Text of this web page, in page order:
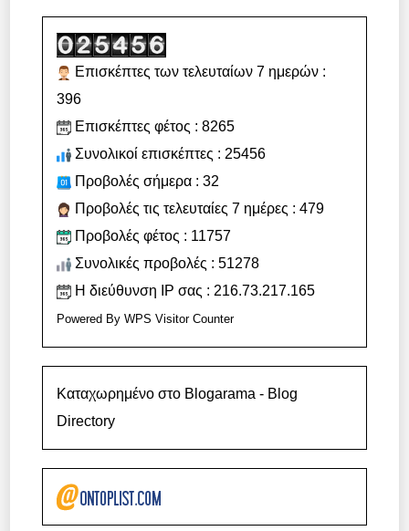
Επισκέπτες των τελευταίων 7 ημερών :
396
Επισκέπτες φέτος : 8265
Συνολικοί επισκέπτες : 25456
Προβολές σήμερα : 32
Προβολές τις τελευταίες 7 ημέρες : 479
Προβολές φέτος : 11757
Συνολικές προβολές : 51278
Η διεύθυνση IP σας : 216.73.217.165
Powered ByWPS Visitor Counter
Καταχωρημένο στο Blogarama - Blog
Directory